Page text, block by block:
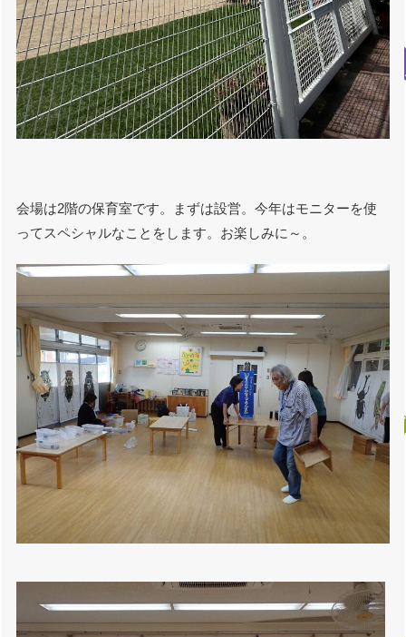
会場は2階の保育室です。まずは設営。今年はモニターを使
ってスペシャルなことをします。お楽しみに～。